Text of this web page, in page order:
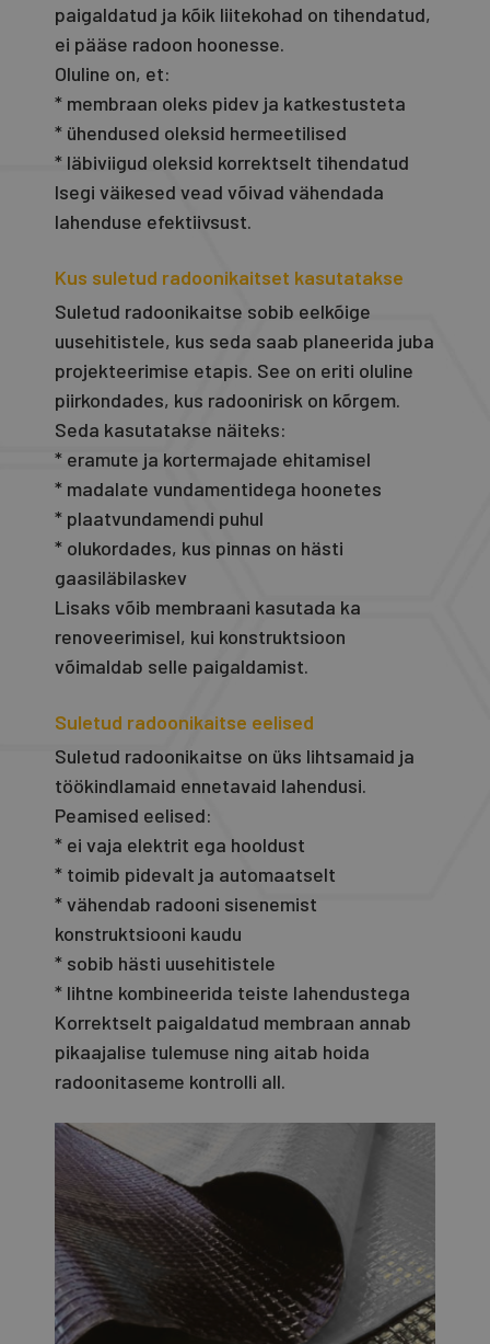
paigaldatud ja kõik liitekohad on tihendatud,
ei pääse radoon hoonesse.
Oluline on, et:
* membraan oleks pidev ja katkestusteta
* ühendused oleksid hermeetilised
* läbiviigud oleksid korrektselt tihendatud
Isegi väikesed vead võivad vähendada
lahenduse efektiivsust.
Kus suletud radoonikaitset kasutatakse
Suletud radoonikaitse sobib eelkõige
uusehitistele, kus seda saab planeerida juba
projekteerimise etapis. See on eriti oluline
piirkondades, kus radoonirisk on kõrgem.
Seda kasutatakse näiteks:
* eramute ja kortermajade ehitamisel
* madalate vundamentidega hoonetes
* plaatvundamendi puhul
* olukordades, kus pinnas on hästi
gaasiläbilaskev
Lisaks võib membraani kasutada ka
renoveerimisel, kui konstruktsioon
võimaldab selle paigaldamist.
Suletud radoonikaitse eelised
Suletud radoonikaitse on üks lihtsamaid ja
töökindlamaid ennetavaid lahendusi.
Peamised eelised:
* ei vaja elektrit ega hooldust
* toimib pidevalt ja automaatselt
* vähendab radooni sisenemist
konstruktsiooni kaudu
* sobib hästi uusehitistele
* lihtne kombineerida teiste lahendustega
Korrektselt paigaldatud membraan annab
pikaajalise tulemuse ning aitab hoida
radoonitaseme kontrolli all.